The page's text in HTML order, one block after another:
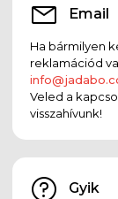
Email
Ha bármilyen
reklamációd
Veled a
visszahívunk!
Gyik